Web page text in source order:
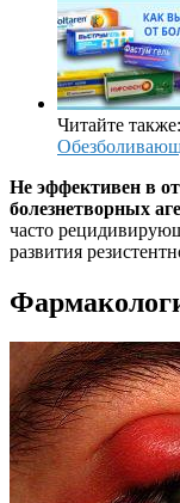
Читайте также:
Не эффективен в
болезнетворных
часто
развития